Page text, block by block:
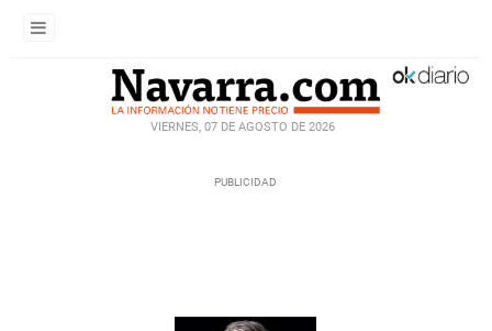
VIERNES, 07 DE AGOSTO DE 2026